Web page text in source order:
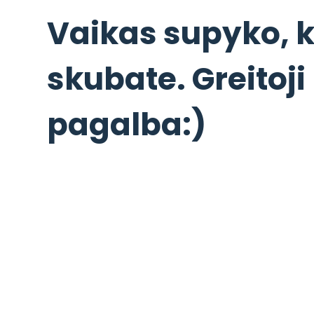
Vaikas supyko,
skubate. Greitoji
pagalba:)